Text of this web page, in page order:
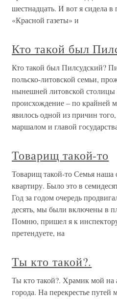
шестнадцать. И вот я сидела в
«Красной газеты» и
Кто такой был
Кто такой был Пилсудский?
польско-литовской семьи,
нынешней литовской
происхождение – по крайней
явилось одной из причин
маршалом и главой
Товарищ такой-то
Товарищ такой-то Семья наша
квартиру. Было это в
Год за годом очередь
десять, мы были включены в
Помню, пришел я к
претендуете, на
Ты кто такой?.
Ты кто такой?. Храмик мой на
города. На перекрестье